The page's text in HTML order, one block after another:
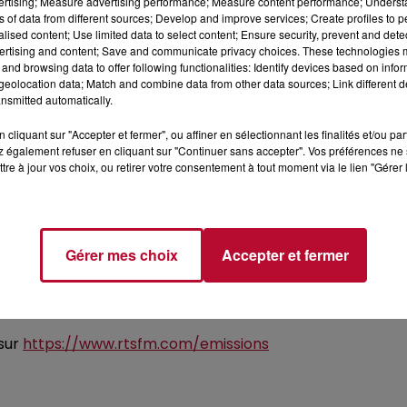
et divertissantes.
!
RTS pour révéler et faire
la promotion des
d’un classement de 30 titrespour lesquels les
vendredi de 19h à 20h« Le Top Indé, la Quotidienne »
de découvrir les artistes en devenir et de faire
vous révèle le classement des 30 titres
playlist d’RTS la semaine suivante.Pour voter ou
https://www.rtsfm.com/emissions
of data from different sources; Develop and improve services; Create profiles to
content; Use limited data to select content; Ensure security, prevent and
and content; Save and communicate privacy choices. These technologies
browsing data to offer following functionalities: Identify devices based on
data; Match and combine data from other data sources; Link different
automatically.
cliquant sur "Accepter et fermer", ou affiner en sélectionnant les finalités et/ou
également refuser en cliquant sur "Continuer sans accepter". Vos préférences
à jour vos choix, ou retirer votre consentement à tout moment via le lien
Gérer mes choix Accepter et fermer